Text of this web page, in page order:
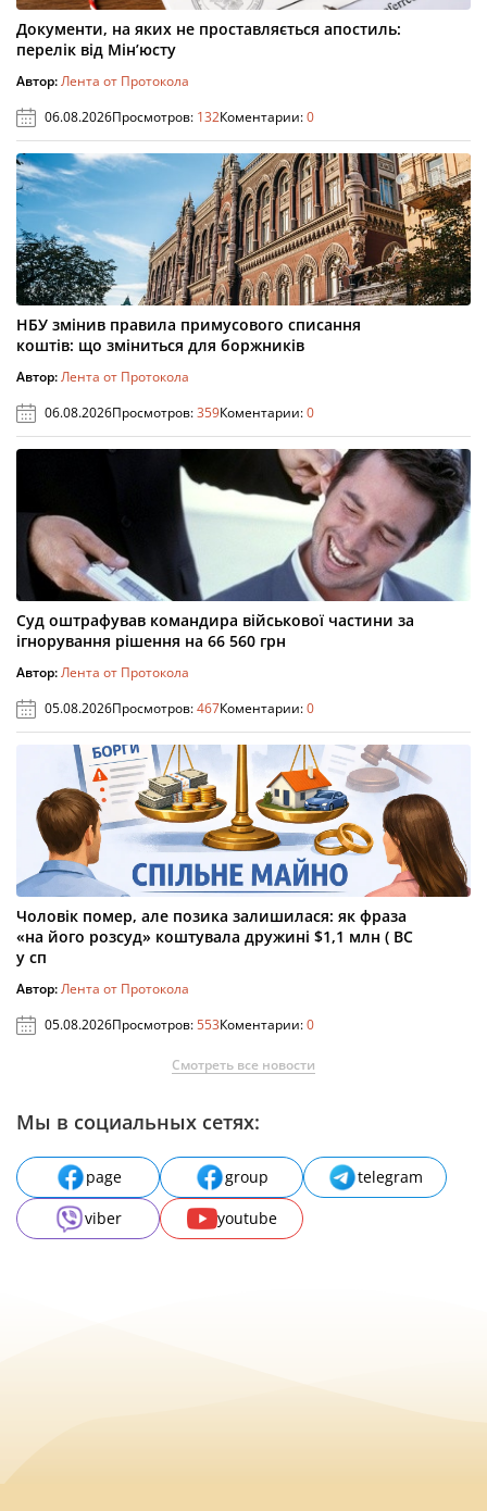
Документи, на яких не проставляється апостиль:
перелік від Мін’юсту
Автор:Лента от Протокола
06.08.2026Просмотров: 132Коментарии:0
НБУ змінив правила примусового списання
коштів: що зміниться для боржників
Автор:Лента от Протокола
06.08.2026Просмотров:359Коментарии:0
Суд оштрафував командира військової частини за
ігнорування рішення на 66 560 грн
Автор:Лента от Протокола
05.08.2026Просмотров:467Коментарии:0
Чоловік помер, але позика залишилася: як фраза
«на його розсуд» коштувала дружині $1,1 млн ( ВС
у сп
Автор:Лента от Протокола
05.08.2026Просмотров:553Коментарии:0
Смотреть все новости
Мы в социальных сетях:
page group
telegram
viber
youtube